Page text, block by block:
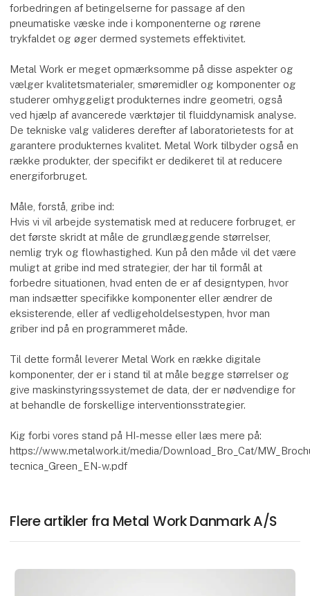
forbedringen af betingelserne for passage af den
pneumatiske væske inde i komponenterne og rørene
trykfaldet og øger dermed systemets effektivitet.
Metal Work er meget opmærksomme på disse aspekter og
vælger kvalitetsmaterialer, smøremidler og komponenter og
studerer omhyggeligt produkternes indre geometri, også
ved hjælp af avancerede værktøjer til fluiddynamisk analyse.
De tekniske valg valideres derefter af laboratorietests for at
garantere produkternes kvalitet. Metal Work tilbyder også en
række produkter, der specifikt er dedikeret til at reducere
energiforbruget.
Måle, forstå, gribe ind:
Hvis vi vil arbejde systematisk med at reducere forbruget, er
det første skridt at måle de grundlæggende størrelser,
nemlig tryk og flowhastighed. Kun på den måde vil det være
muligt at gribe ind med strategier, der har til formål at
forbedre situationen, hvad enten de er af designtypen, hvor
man indsætter specifikke komponenter eller ændrer de
eksisterende, eller af vedligeholdelsestypen, hvor man
griber ind på en programmeret måde.
Til dette formål leverer Metal Work en række digitale
komponenter, der er i stand til at måle begge størrelser og
give maskinstyringssystemet de data, der er nødvendige for
at behandle de forskellige interventionsstrategier.
Kig forbi vores stand på HI-messe eller læs mere på:
https://www.metalwork.it/media/Download_Bro_Cat/
tecnica_Green_EN-w.pdf
Flere artikler fra Metal Work Danmark A/S